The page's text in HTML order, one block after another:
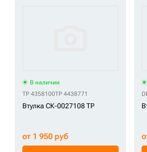
В наличии
TP 4358100TP 4438771
Втулка СК-0027108 TP
от 1 950 руб